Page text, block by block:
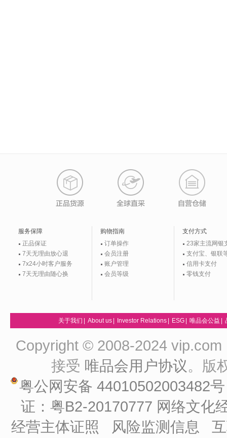
服务保障
正品保证
7天无理由放心退
7x24小时客户服务
7天无理由随心换
购物指南
订单操作
会员注册
账户管理
会员等级
支付方式
23家主流网银
支付宝、银联
信用卡支付
零钱支付
关于我们 About us Investor Relations ESG 唯品会公益
Copyright © 2008-2024
接受 唯品会用户协议。版
粤公网安备 44010502003482
证：粤B2-20170777 网络文化
经营主体证照
风险监测信息